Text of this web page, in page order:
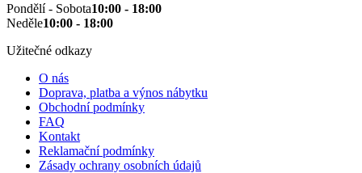
Pondělí - Sobota10:00 - 18:00
Neděle10:00 - 18:00
Užitečné odkazy
O nás
Doprava, platba a výnos nábytku
Obchodní podmínky
FAQ
Kontakt
Reklamační podmínky
Zásady ochrany osobních údajů